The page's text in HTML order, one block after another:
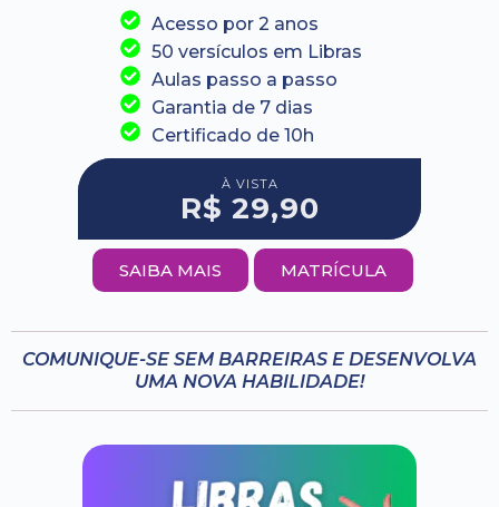
Acesso por 2 anos
50 versículos em Libras
Aulas passo a passo
Garantia de 7 dias
Certificado de 10h
À VISTA
R$ 29,90
SAIBA MAIS MATRÍCULA
COMUNIQUE-SE SEM BARREIRAS E DESENVOLVA
UMA NOVA HABILIDADE!